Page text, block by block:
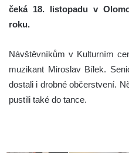
čeká 18. listopadu v
roku.
Návštěvníkům v Kulturním
muzikant Miroslav Bílek.
dostali i drobné občerstvení.
pustili také do tance.